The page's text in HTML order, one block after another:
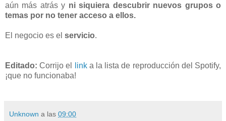
aún más atrás y ni siquiera descubrir nuevos grupos o
temas por no tener acceso a ellos.
El negocio es el servicio.
Editado: Corrijo el linka la lista de reproducción del Spotify,
¡que no funcionaba!
Unknown a las 09:00